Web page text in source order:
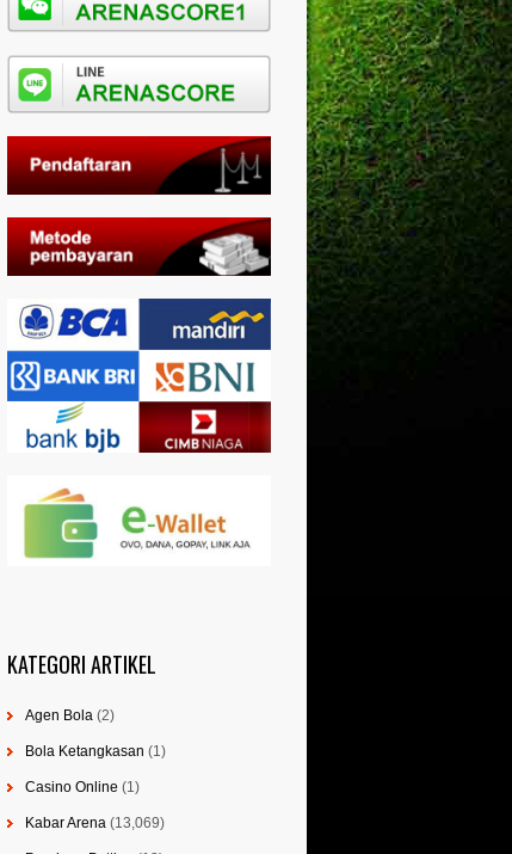
KATEGORI ARTIKEL
Agen Bola (2)
Bola Ketangkasan (1)
Casino Online (1)
Kabar Arena (13,069)